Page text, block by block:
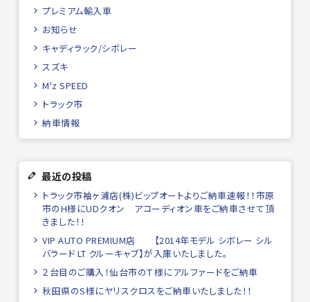
プレミアム輸入車
お知らせ
キャディラック/シボレー
スズキ
M'z SPEED
トラック市
納車情報
最近の投稿
トラック市袖ヶ浦店(株)ビップオートよりご納車速報！！市原
市のH様にUDクオン アコーディオン車をご納車させて頂
きました！！
VIP AUTO PREMIUM店 【2014年モデル シボレー シル
バラード LT クルーキャブ】が入庫いたしました。
２台目のご購入！仙台市のＴ様にアルファードをご納車
秋田県のS様にヤリスクロスをご納車いたしました！！